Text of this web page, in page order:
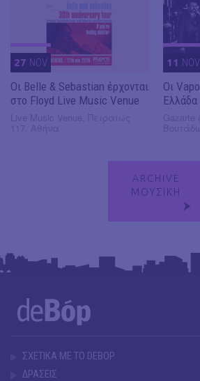
27 NOV
Οι Belle & Sebastian έρχονται
στο Floyd Live Music Venue
11 NOV
Οι
Ελλάδα
ARCHIVE
ΜΟΥΣΙΚΗ
ΣΧΕΤΙΚΑ ΜΕ ΤΟ DEBOP
ΔΡΑΣΕΙΣ